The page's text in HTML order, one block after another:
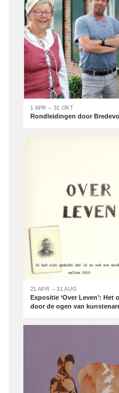
1 APR – 31 OKT
Rondleidingen door
21 APR – 31 AUG
Expositie ‘Over Leven’:
door de ogen van